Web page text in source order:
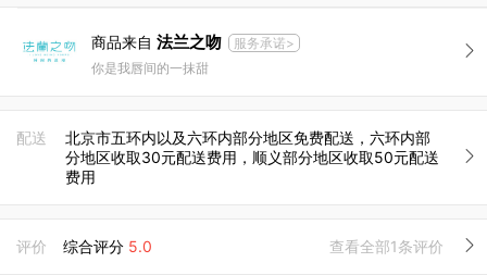
商品来自 法兰之吻
服务承诺>
你是我唇间的一抹甜
配送
北京市五环内以及六环内部分地区免费配送，六环内部
分地区收取30元配送费用，顺义部分地区收取50元配送
费用
评价 综合评分 5.0 查看全部1条评价